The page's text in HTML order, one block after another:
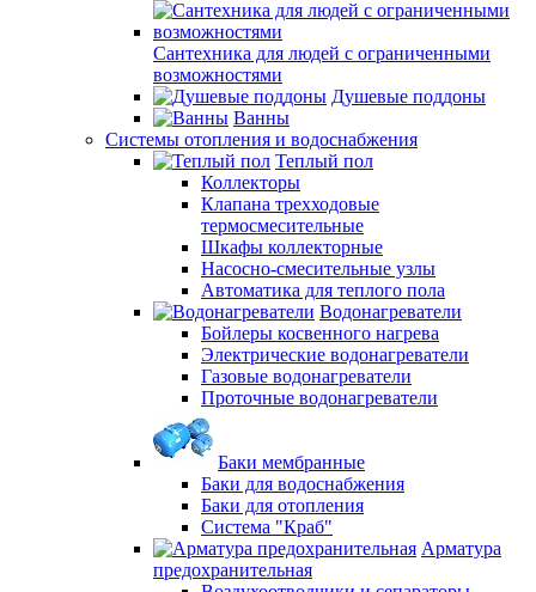
Сантехника для людей с ограниченными
возможностями
Душевые поддоны
Ванны
Системы отопления и водоснабжения
Теплый пол
Коллекторы
Клапана трехходовые
термосмесительные
Шкафы коллекторные
Насосно-смесительные узлы
Автоматика для теплого пола
Водонагреватели
Бойлеры косвенного нагрева
Электрические водонагреватели
Газовые водонагреватели
Проточные водонагреватели
Баки мембранные
Баки для водоснабжения
Баки для отопления
Система "Краб"
Арматура
предохранительная